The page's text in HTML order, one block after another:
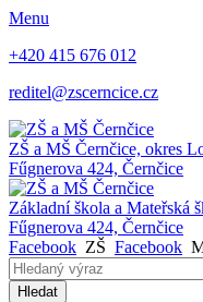
Menu
+420 415 676 012
reditel@zscerncice.cz
ZŠ a MŠ Černčice, okres
Fűgnerova 424, Černčice
Základní škola a Mateřská
Fűgnerova 424, Černčice
Facebook ZŠ Facebook
Hledat